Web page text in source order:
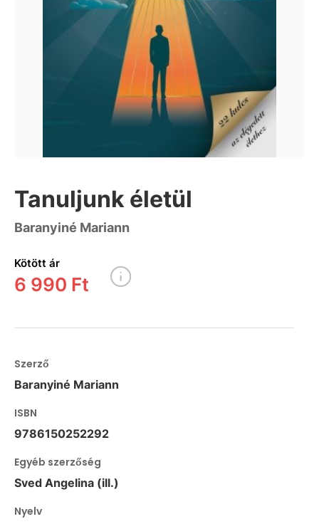
Tanuljunk életül
Baranyiné Mariann
Kötött ár
6 990 Ft
Szerző
Baranyiné Mariann
ISBN
9786150252292
Egyéb szerzőség
Sved Angelina (ill.)
Nyelv